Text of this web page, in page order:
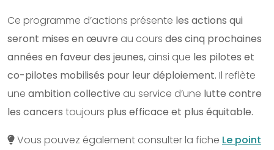
Ce programme d’actions présente les actions qui
seront mises en œuvre au cours des cinq prochaines
années en faveur des jeunes, ainsi que les pilotes et
co-pilotes mobilisés pour leur déploiement. Il reflète
une ambition collective au service d’une lutte contre
les cancers toujours plus efficace et plus équitable.
Vous pouvez également consulter la fiche Le point